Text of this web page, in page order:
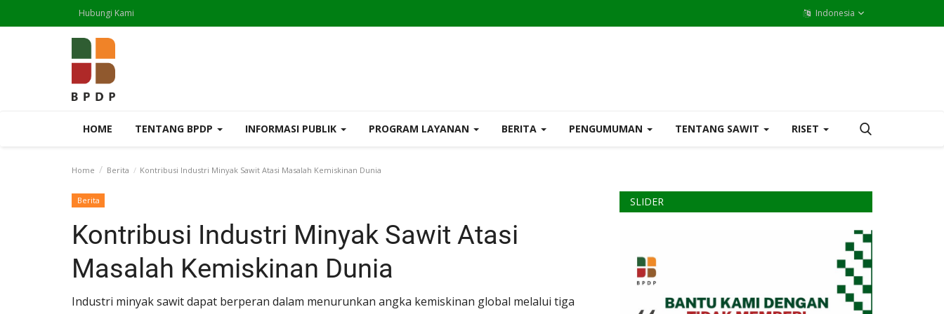
Hubungi Kami Indonesia
HOME TENTANG BPDP INFORMASI PUBLIK PROGRAM LAYANAN BERITA PENGUMUMAN TENTANG SAWIT RISET
Home Berita Kontribusi Industri Minyak Sawit Atasi Masalah Kemiskinan Dunia
Berita
Kontribusi Industri Minyak Sawit Atasi
Masalah Kemiskinan Dunia
Industri minyak sawit dapat berperan dalam menurunkan angka kemiskinan global melalui tiga
SLIDER